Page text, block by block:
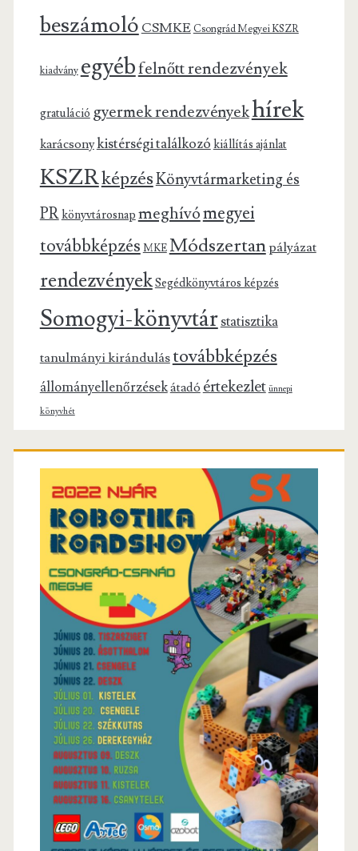
beszámoló CSMKE Csongrád Megyei KSZR
kiadvány egyébfelnőtt rendezvények
gratuláció gyermek rendezvényekhírek
karácsonykistérségi találkozó kiállítás ajánlat
KSZRképzésKönyvtármarketing és
PRkönyvtárosnap meghívómegyei
továbbképzés MKE Módszertanpályázat
rendezvényekSegédkönyvtáros képzés
Somogyi-könyvtárstatisztika
tanulmányi kirándulástovábbképzés
állományellenőrzésekátadó értekezlet ünnepi
könyvhét